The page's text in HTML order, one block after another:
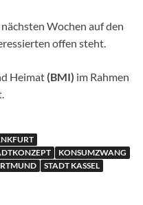
Wochen auf den
offen steht.
Heimat(BMI) im Rahmen
KONSUMZWANG
STADT KASSEL